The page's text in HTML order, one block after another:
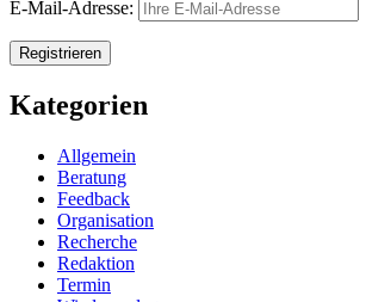
E-Mail-Adresse:
Kategorien
Allgemein
Beratung
Feedback
Organisation
Recherche
Redaktion
Termin